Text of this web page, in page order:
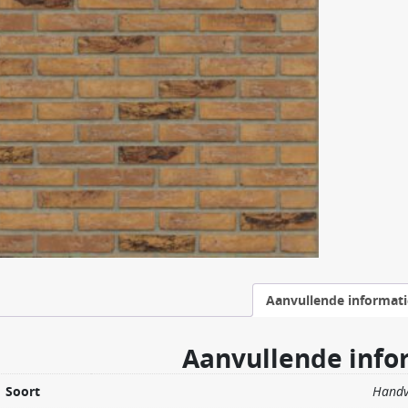
Aanvullende
Aanvullende
Soort